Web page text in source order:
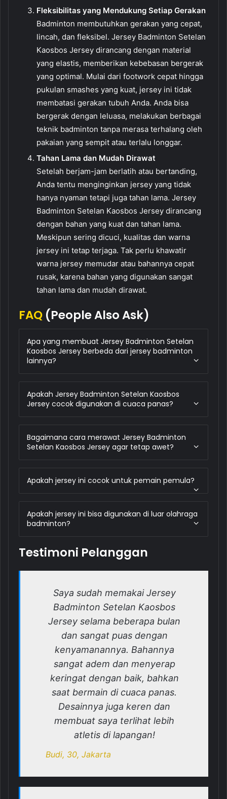
Fleksibilitas yang Mendukung Setiap Gerakan
Badminton membutuhkan gerakan yang cepat,
lincah, dan fleksibel. Jersey Badminton Setelan
Kaosbos Jersey dirancang dengan material
yang elastis, memberikan kebebasan bergerak
yang optimal. Mulai dari footwork cepat hingga
pukulan smashes yang kuat, jersey ini tidak
membatasi gerakan tubuh Anda. Anda bisa
bergerak dengan leluasa, melakukan berbagai
teknik badminton tanpa merasa terhalang oleh
pakaian yang sempit atau terlalu longgar.
Tahan Lama dan Mudah Dirawat
Setelah berjam-jam berlatih atau bertanding,
Anda tentu menginginkan jersey yang tidak
hanya nyaman tetapi juga tahan lama. Jersey
Badminton Setelan Kaosbos Jersey dirancang
dengan bahan yang kuat dan tahan lama.
Meskipun sering dicuci, kualitas dan warna
jersey ini tetap terjaga. Tak perlu khawatir
warna jersey memudar atau bahannya cepat
rusak, karena bahan yang digunakan sangat
tahan lama dan mudah dirawat.
FAQ (People Also Ask)
Apa yang membuat Jersey Badminton Setelan
Kaosbos Jersey berbeda dari jersey badminton
lainnya?
Apakah Jersey Badminton Setelan Kaosbos
Jersey cocok digunakan di cuaca panas?
Bagaimana cara merawat Jersey Badminton
Setelan Kaosbos Jersey agar tetap awet?
Apakah jersey ini cocok untuk pemain pemula?
Apakah jersey ini bisa digunakan di luar olahraga
badminton?
Testimoni Pelanggan
Saya sudah memakai Jersey
Badminton Setelan Kaosbos
Jersey selama beberapa bulan
dan sangat puas dengan
kenyamanannya. Bahannya
sangat adem dan menyerap
keringat dengan baik, bahkan
saat bermain di cuaca panas.
Desainnya juga keren dan
membuat saya terlihat lebih
atletis di lapangan!
Budi, 30, Jakarta